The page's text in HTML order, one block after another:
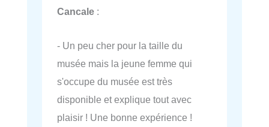
Cancale :
- Un peu cher pour la taille du
musée mais la jeune femme qui
s'occupe du musée est très
disponible et explique tout avec
plaisir ! Une bonne expérience !